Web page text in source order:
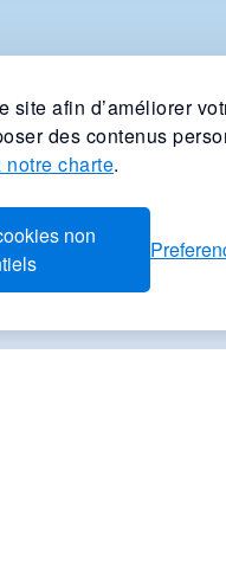
site afin d’améliorer
des contenus
charte.
non